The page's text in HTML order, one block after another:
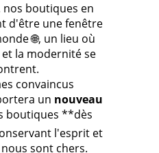
nos boutiques en
d'être une fenêtre
🌐, un lieu où
la modernité se
convaincus
un nouveau
**dès
l'esprit et
sont chers.